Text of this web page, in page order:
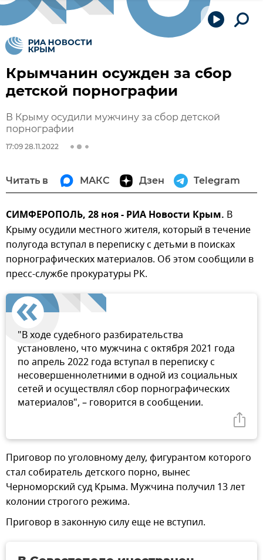
Крымчанин осужден за сбор
детской порнографии
В Крыму осудили мужчину за сбор детской
порнографии
17:09 28.11.2022
Читать в МАКС Дзен Telegram
СИМФЕРОПОЛЬ, 28 ноя - РИА Новости Крым. В
Крыму осудили местного жителя, который в течение
полугода вступал в переписку с детьми в поисках
порнографических материалов. Об этом сообщили в
пресс-службе прокуратуры РК.
"В ходе судебного разбирательства
установлено, что мужчина с октября 2021 года
по апрель 2022 года вступал в переписку с
несовершеннолетними в одной из социальных
сетей и осуществлял сбор порнографических
материалов", – говорится в сообщении.
Приговор по уголовному делу, фигурантом которого
стал собиратель детского порно, вынес
Черноморский суд Крыма. Мужчина получил 13 лет
колонии строгого режима.
Приговор в законную силу еще не вступил.